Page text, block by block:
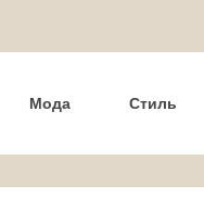
Мода Стиль